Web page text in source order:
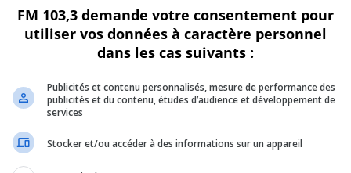
que la crise du logement affecte directement la santé
tel logement insalubre, puisqu’ils ne peuvent se loger
de problèmes respiratoires, infectieux, ou même
FM 103,3 demande votre consentement pour
utiliser vos données à caractère personnel
dans les cas suivants :
Publicités et contenu personnalisés, mesure de performance des
publicités et du contenu, études d’audience et développement de
services
Stocker et/ou accéder à des informations sur un appareil